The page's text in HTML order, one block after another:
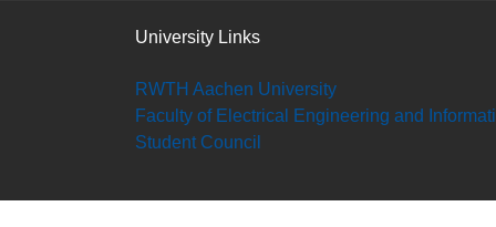
University Links
RWTH Aachen University
Faculty of Electrical Engineering and
Student Council